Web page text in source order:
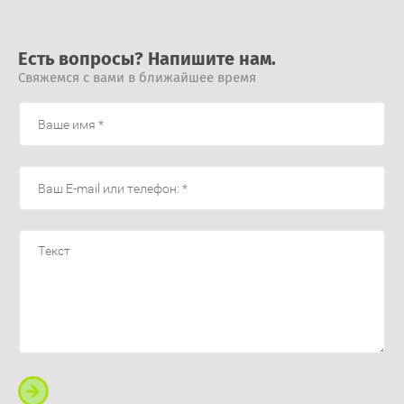
Есть вопросы? Напишите нам.
Свяжемся с вами в ближайшее время